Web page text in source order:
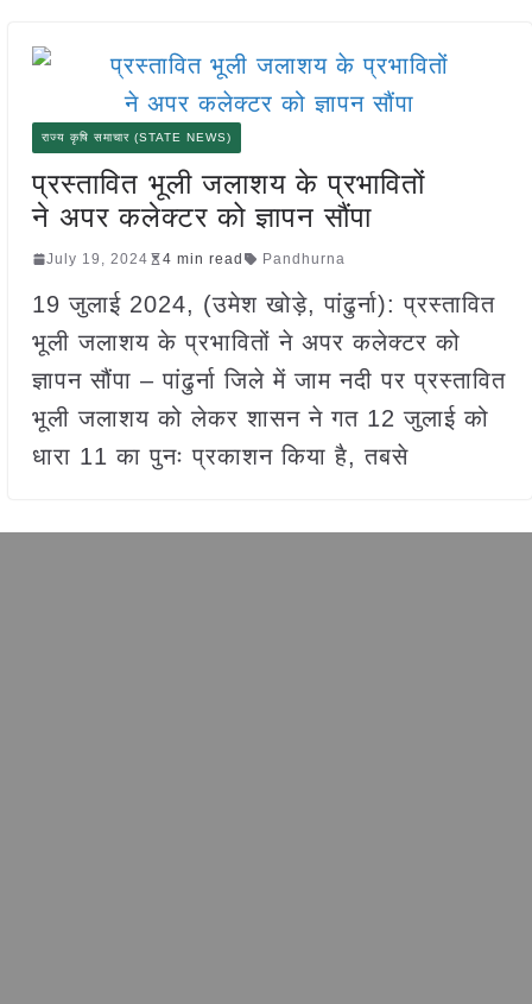
राज्य कृषि समाचार (STATE NEWS)
प्रस्तावित भूली जलाशय के प्रभावितों
ने अपर कलेक्टर को ज्ञापन सौंपा
July 19, 2024 4 min read Pandhurna
19 जुलाई 2024, (उमेश खोड़े, पांढुर्ना): प्रस्तावित
भूली जलाशय के प्रभावितों ने अपर कलेक्टर को
ज्ञापन सौंपा – पांढुर्ना जिले में जाम नदी पर प्रस्तावित
भूली जलाशय को लेकर शासन ने गत 12 जुलाई को
धारा 11 का पुनः प्रकाशन किया है, तबसे